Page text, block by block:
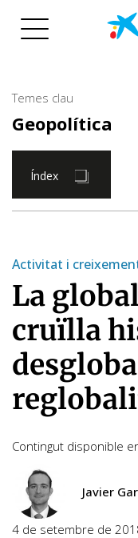
Temes clau
Geopolítica
Índex
Activitat i
La
cruïlla
Contingut disponible
Javier
4 de setembre de